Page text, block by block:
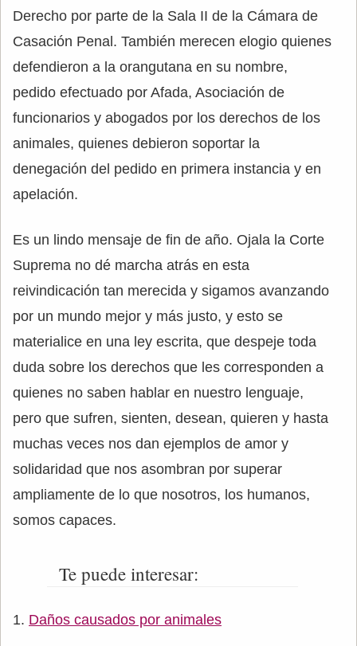
Derecho por parte de la Sala II de la Cámara de
Casación Penal. También merecen elogio quienes
defendieron a la orangutana en su nombre,
pedido efectuado por Afada, Asociación de
funcionarios y abogados por los derechos de los
animales, quienes debieron soportar la
denegación del pedido en primera instancia y en
apelación.
Es un lindo mensaje de fin de año. Ojala la Corte
Suprema no dé marcha atrás en esta
reivindicación tan merecida y sigamos avanzando
por un mundo mejor y más justo, y esto se
materialice en una ley escrita, que despeje toda
duda sobre los derechos que les corresponden a
quienes no saben hablar en nuestro lenguaje,
pero que sufren, sienten, desean, quieren y hasta
muchas veces nos dan ejemplos de amor y
solidaridad que nos asombran por superar
ampliamente de lo que nosotros, los humanos,
somos capaces.
Te puede interesar:
Daños causados por animales